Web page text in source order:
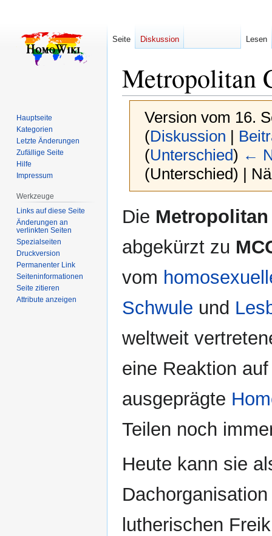
Metropolitan
Version vom 16.
(Diskussion |
(Unterschied) ←
(Unterschied) |
Navigation
Suche
Die
abgekürzt zu
vom
Schwule und
weltweit
eine Reaktion
ausgeprägte
Teilen noch
Heute kann sie
lutherischen
Seite Diskussion Lesen
Hauptseite
Kategorien
Letzte Änderungen
Zufällige Seite
Hilfe
Impressum
Werkzeuge
Links auf diese Seite
Änderungen an
verlinkten Seiten
Spezialseiten
Druckversion
Permanenter Link
Seiten­­informationen
Seite zitieren
Attribute anzeigen